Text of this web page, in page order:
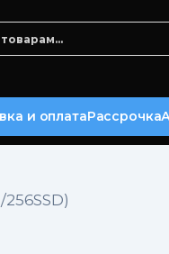
и оплатаРассрочка